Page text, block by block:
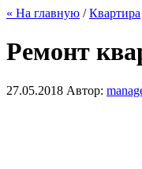
« На главную /Квартира
Ремонт
27.05.2018 Автор: